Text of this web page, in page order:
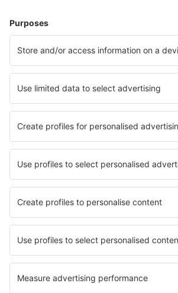
Ubytování in Cape Coral Ubytování v
Nejlepší ubytování - města
Ubytování in Sirákon Ubytování in Vogur
Ubytování Kinka Ubytování in Varshets
Ubytování in Edessa Ubytování in Han-
Nejlepší ubytování - regiony
Ubytování in Great Sand Dunes National Park